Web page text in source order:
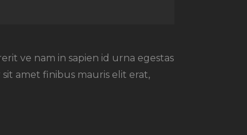
ve nam in sapien id urna egestas
amet finibus mauris elit erat,